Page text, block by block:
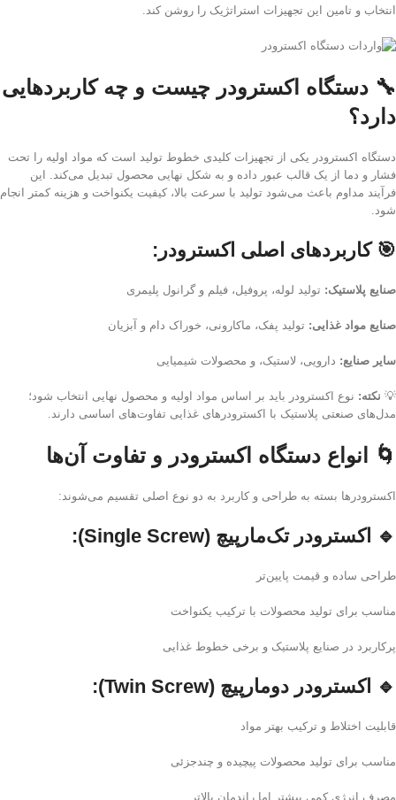
انتخاب و تامین این تجهیزات استراتژیک را روشن کند.
🔧 دستگاه اکسترودر چیست و چه کاربردهایی
دارد؟
دستگاه اکسترودر یکی از تجهیزات کلیدی خطوط تولید است که مواد اولیه را تحت
فشار و دما از یک قالب عبور داده و به شکل نهایی محصول تبدیل می‌کند. این
فرآیند مداوم باعث می‌شود تولید با سرعت بالا، کیفیت یکنواخت و هزینه کمتر انجام
شود.
🎯کاربردهای اصلی اکسترودر:
صنایع پلاستیک: تولید لوله، پروفیل، فیلم و گرانول پلیمری
صنایع مواد غذایی: تولید پفک، ماکارونی، خوراک دام و آبزیان
سایر صنایع: دارویی، لاستیک، و محصولات شیمیایی
💡 نکته: نوع اکسترودر باید بر اساس مواد اولیه و محصول نهایی انتخاب شود؛
مدل‌های صنعتی پلاستیک با اکسترودرهای غذایی تفاوت‌های اساسی دارند.
🌀 انواع دستگاه اکسترودر و تفاوت آن‌ها
اکسترودرها بسته به طراحی و کاربرد به دو نوع اصلی تقسیم می‌شوند:
🔹 اکسترودر تک‌مارپیچ (Single Screw):
طراحی ساده و قیمت پایین‌تر
مناسب برای تولید محصولات با ترکیب یکنواخت
پرکاربرد در صنایع پلاستیک و برخی خطوط غذایی
🔹 اکسترودر دومارپیچ (Twin Screw):
قابلیت اختلاط و ترکیب بهتر مواد
مناسب برای تولید محصولات پیچیده و چندجزئی
مصرف انرژی کمی بیشتر اما راندمان بالاتر